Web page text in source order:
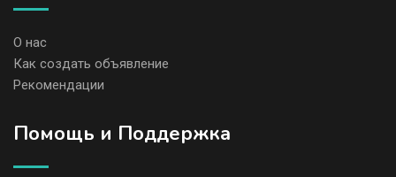
О нас
Как создать объявление
Рекомендации
Помощь и Поддержка